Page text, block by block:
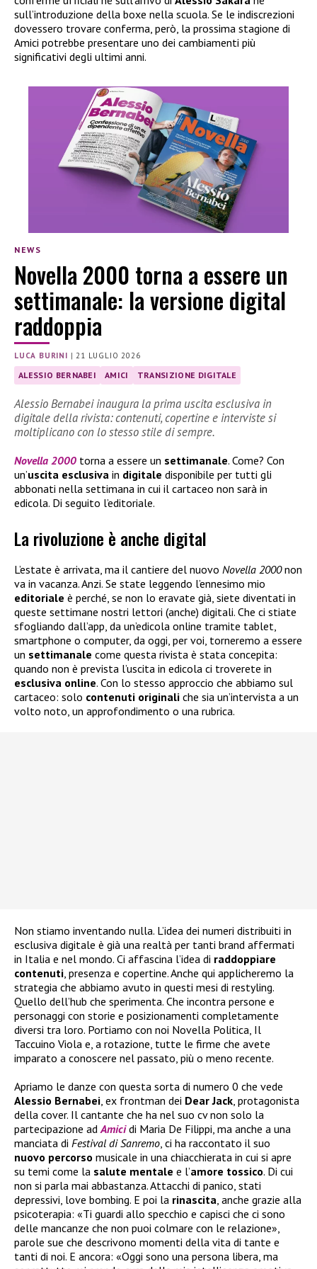
sull’introduzione della boxe nella scuola. Se le indiscrezioni
dovessero trovare conferma, però, la prossima stagione di
Amici potrebbe presentare uno dei cambiamenti più
significativi degli ultimi anni.
NEWS
Novella 2000 torna a essere un
settimanale: la versione digital
raddoppia
LUCA BURINI |21 LUGLIO 2026
ALESSIO BERNABEI AMICI TRANSIZIONE DIGITALE
Alessio Bernabei inaugura la prima uscita esclusiva in
digitale della rivista: contenuti, copertine e interviste si
moltiplicano con lo stesso stile di sempre.
Novella 2000 torna a essere un settimanale. Come? Con
un’uscita esclusiva in digitale disponibile per tutti gli
abbonati nella settimana in cui il cartaceo non sarà in
edicola. Di seguito l’editoriale.
La rivoluzione è anche digital
L’estate è arrivata, ma il cantiere del nuovo Novella 2000non
va in vacanza. Anzi. Se state leggendo l’ennesimo mio
editoriale è perché, se non lo eravate già, siete diventati in
queste settimane nostri lettori (anche) digitali. Che ci stiate
sfogliando dall’app, da un’edicola online tramite tablet,
smartphone o computer, da oggi, per voi, torneremo a essere
un settimanale come questa rivista è stata concepita:
quando non è prevista l’uscita in edicola ci troverete in
esclusiva online. Con lo stesso approccio che abbiamo sul
cartaceo: solo contenuti originali che sia un’intervista a un
volto noto, un approfondimento o una rubrica.
Non stiamo inventando nulla. L’idea dei numeri distribuiti in
esclusiva digitale è già una realtà per tanti brand affermati
in Italia e nel mondo. Ci affascina l’idea di raddoppiare
contenuti, presenza e copertine. Anche qui applicheremo la
strategia che abbiamo avuto in questi mesi di restyling.
Quello dell’hub che sperimenta. Che incontra persone e
personaggi con storie e posizionamenti completamente
diversi tra loro. Portiamo con noi Novella Politica, Il
Taccuino Viola e, a rotazione, tutte le firme che avete
imparato a conoscere nel passato, più o meno recente.
Apriamo le danze con questa sorta di numero 0 che vede
Alessio Bernabei, ex frontman dei Dear Jack, protagonista
della cover. Il cantante che ha nel suo cv non solo la
partecipazione adAmici di Maria De Filippi, ma anche a una
manciata di Festival di Sanremo, ci ha raccontato il suo
nuovo percorso musicale in una chiacchierata in cui si apre
su temi come la salute mentale e l’amore tossico. Di cui
non si parla mai abbastanza. Attacchi di panico, stati
depressivi, love bombing. E poi la rinascita, anche grazie alla
psicoterapia: «Ti guardi allo specchio e capisci che ci sono
delle mancanze che non puoi colmare con le relazione»,
parole sue che descrivono momenti della vita di tante e
tanti di noi. E ancora: «Oggi sono una persona libera, ma